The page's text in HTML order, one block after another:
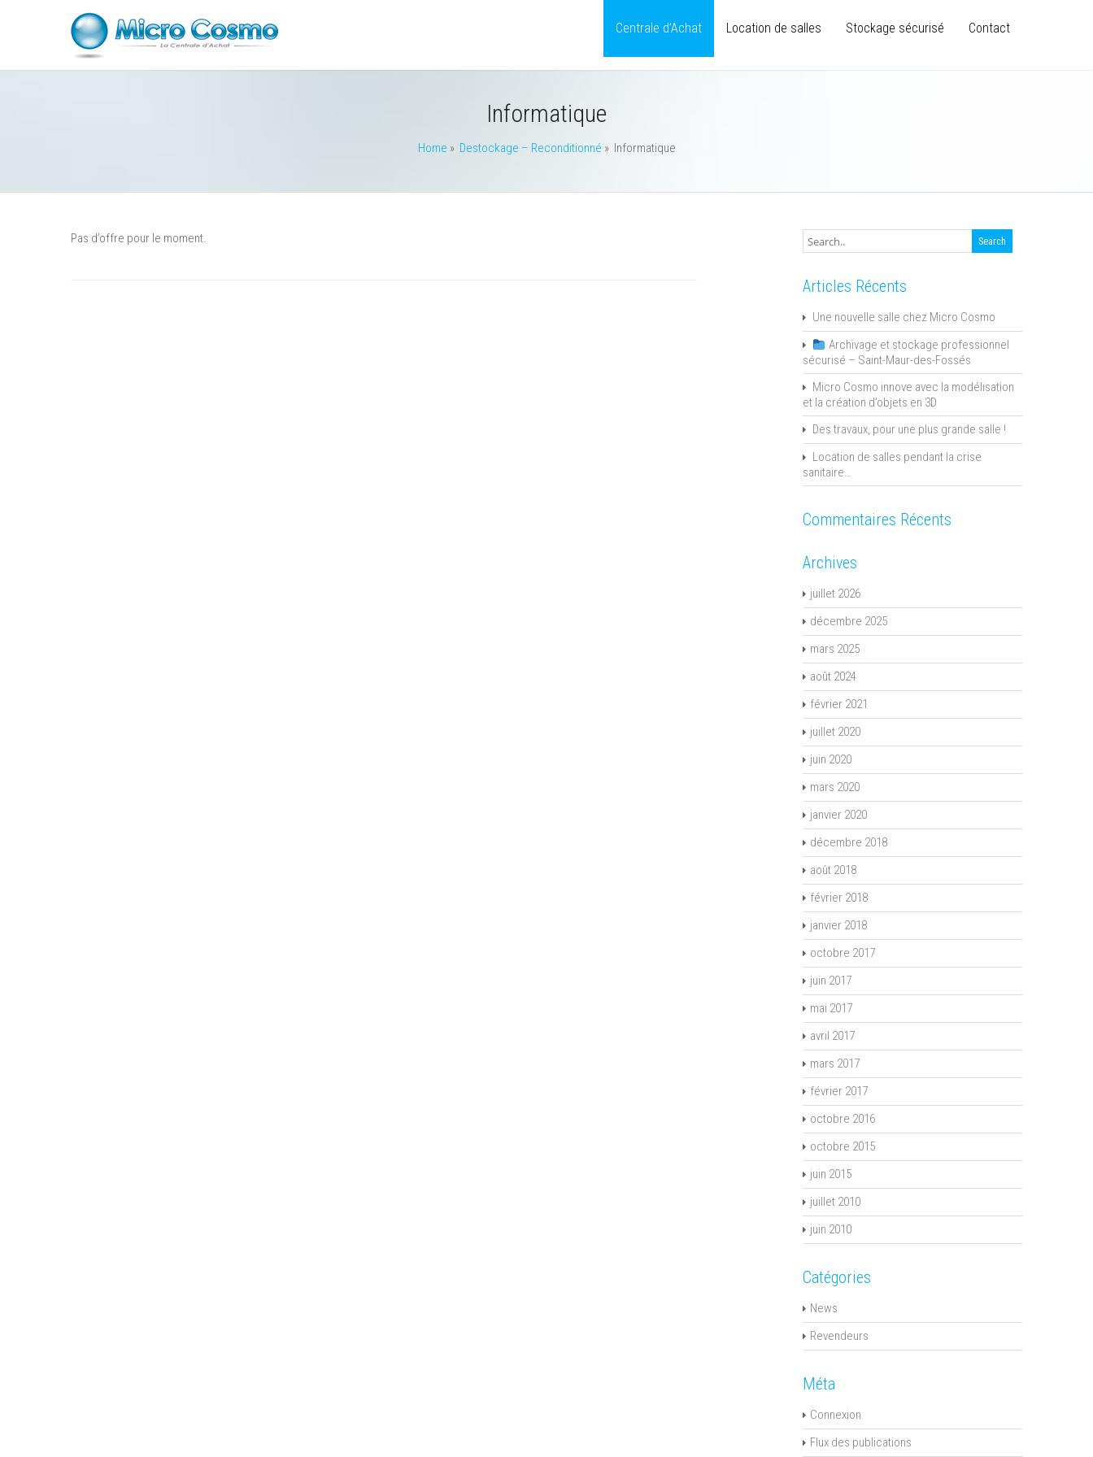
Centrale d’Achat Location de salles Stockage sécurisé Contact
Informatique
Home » Destockage – Reconditionné » Informatique
Pas d’offre pour le moment.
Articles Récents
Une nouvelle salle chez Micro Cosmo
Archivage et stockage professionnel
sécurisé – Saint-Maur-des-Fossés
Micro Cosmo innove avec la modélisation
et la création d’objets en 3D
Des travaux, pour une plus grande salle !
Location de salles pendant la crise
sanitaire…
Commentaires Récents
Archives
juillet 2026
décembre 2025
mars 2025
août 2024
février 2021
juillet 2020
juin 2020
mars 2020
janvier 2020
décembre 2018
août 2018
février 2018
janvier 2018
octobre 2017
juin 2017
mai 2017
avril 2017
mars 2017
février 2017
octobre 2016
octobre 2015
juin 2015
juillet 2010
juin 2010
Catégories
News
Revendeurs
Méta
Connexion
Flux des publications